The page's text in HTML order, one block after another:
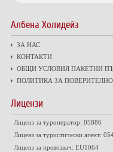
Албена Холидейз
ЗА НАС
КОНТАКТИ
ОБЩИ УСЛОВИЯ ПАКЕТНИ
ПОЛИТИКА ЗА
Лицензи
Лиценз за туроператор: 05886
Лиценз за туристически агент:
Лиценз за превозвач: EU1064